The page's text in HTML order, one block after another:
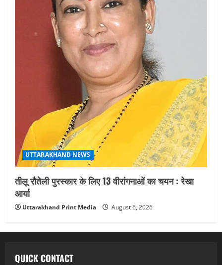
UTTARAKHAND NEWS
तीलू रौतेली पुरस्कार के लिए 13 वीरांगनाओं का चयन : रेखा
आर्या
Uttarakhand Print Media August 6, 2026
QUICK CONTACT